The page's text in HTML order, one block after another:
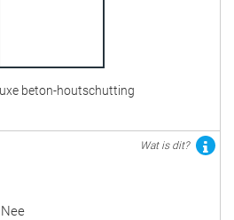
beton-houtschutting
Wat is dit?
Nee